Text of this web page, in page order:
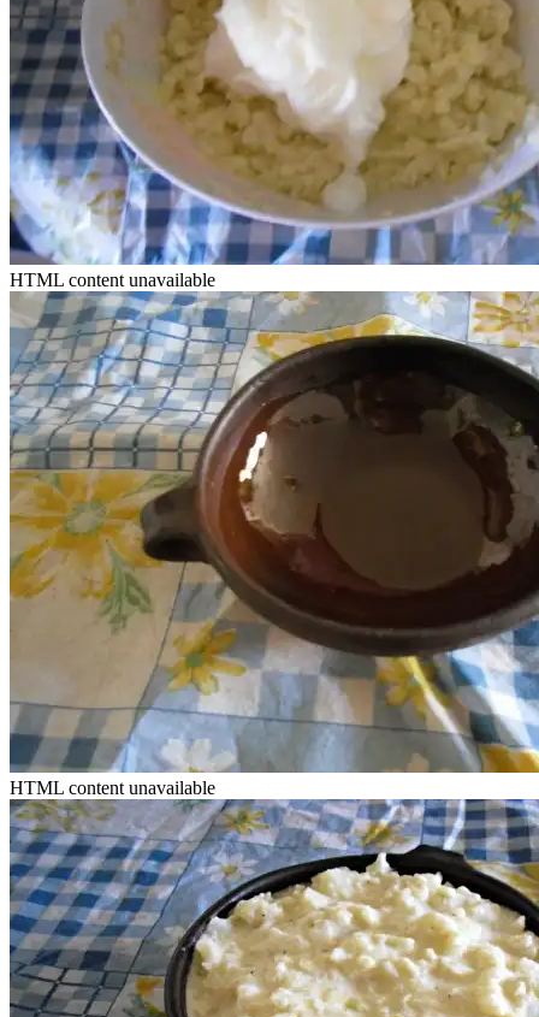
HTML content unavailable
HTML content unavailable